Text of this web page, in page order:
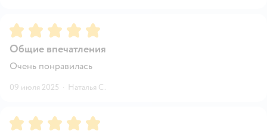
Рейтинг:5
Общие впечатления
Очень понравилась
09 июля 2025 · Наталья С.
Рейтинг:5